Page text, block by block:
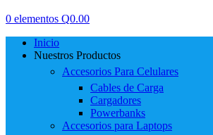
0 elementos Q0.00
Inicio
Nuestros Productos
Accesorios Para Celulares
Cables de Carga
Cargadores
Powerbanks
Accesorios para Laptops